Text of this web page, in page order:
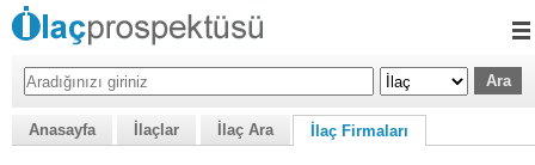
Anasayfa İlaçlar İlaç Ara İlaç Firmaları